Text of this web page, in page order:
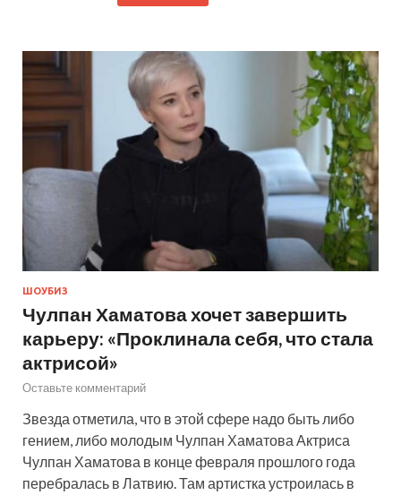
ШОУБИЗ
Чулпан Хаматова хочет завершить
карьеру: «Проклинала себя, что стала
актрисой»
Оставьте комментарий
Звезда отметила, что в этой сфере надо быть либо
гением, либо молодым Чулпан Хаматова Актриса
Чулпан Хаматова в конце февраля прошлого года
перебралась в Латвию. Там артистка устроилась в